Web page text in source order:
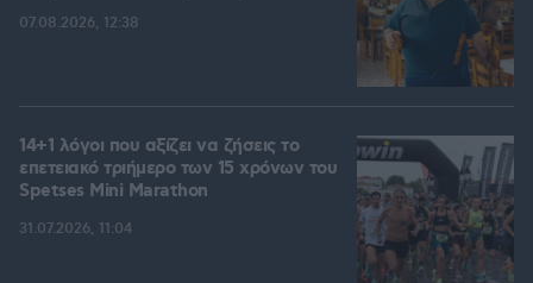
07.08.2026, 12:38
14+1 λόγοι που αξίζει να ζήσεις το
επετειακό τριήμερο των 15 χρόνων του
Spetses Mini Marathon
31.07.2026, 11:04